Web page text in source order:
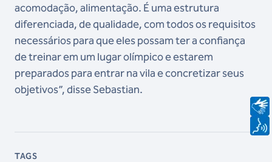
acomodação, alimentação. É uma estrutura
diferenciada, de qualidade, com todos os requisitos
necessários para que eles possam ter a confiança
de treinar em um lugar olímpico e estarem
preparados para entrar na vila e concretizar seus
objetivos”, disse Sebastian.
TAGS